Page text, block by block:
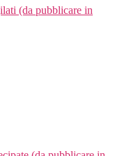
(da pubblicare in